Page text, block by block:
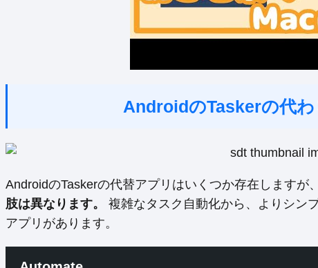
AndroidのTaskerの代
AndroidのTaskerの代替アプリはいくつか存在しますが、
肢は異なります。
複雑なタスク自動化から、よりシン
アプリがあります。